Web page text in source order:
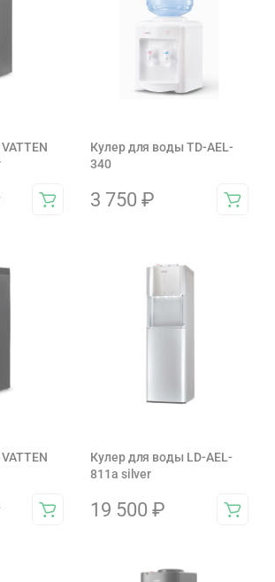
Кулер для воды TD-AEL-
340
3 750 ₽
Кулер для воды LD-AEL-
811a silver
19 500 ₽